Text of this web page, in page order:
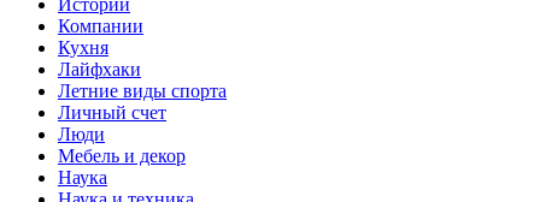
Истории
Компании
Кухня
Лайфхаки
Летние виды спорта
Личный счет
Люди
Мебель и декор
Наука